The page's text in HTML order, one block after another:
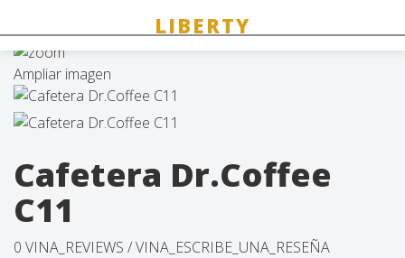
Ampliar imagen
Cafetera Dr.Coffee
C11
0 VINA_REVIEWS /VINA_ESCRIBE_UNA_RESEÑA